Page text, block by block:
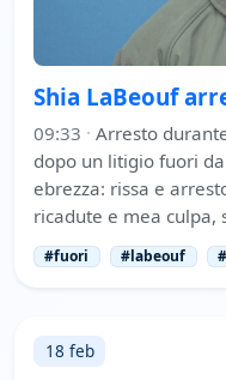
Shia LaBeouf
09:33 · Arresto
dopo un litigio fuori
ebrezza: rissa e
ricadute e mea culpa,
#fuori #labeouf
18 feb